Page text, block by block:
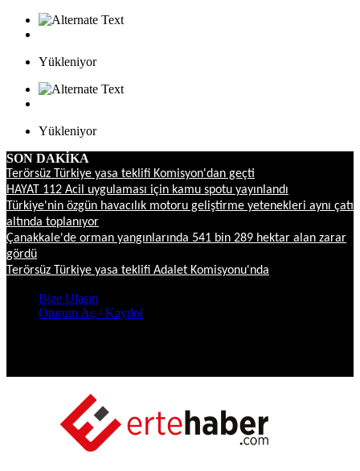
Yükleniyor
Yükleniyor
SON DAKİKA
Terörsüz Türkiye yasa teklifi Komisyon'dan geçti
HAYAT 112 Acil uygulaması için kamu spotu yayınlandı
Türkiye'nin özgün havacılık motoru geliştirme yetenekleri aynı çatı
altında toplanıyor
Çanakkale'de orman yangınlarında 541 bin 289 hektar alan zarar
gördü
Terörsüz Türkiye yasa teklifi Adalet Komisyonu'nda
Bize Ulaşın
Oturum Aç / Kaydol